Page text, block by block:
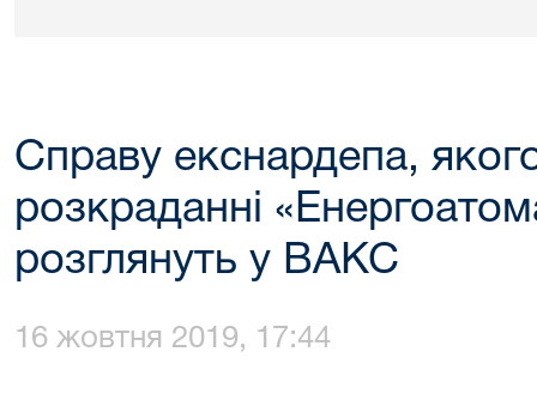
Справу екснардепа,
розкраданні
розглянуть у ВАКС
16 жовтня 2019, 17:44